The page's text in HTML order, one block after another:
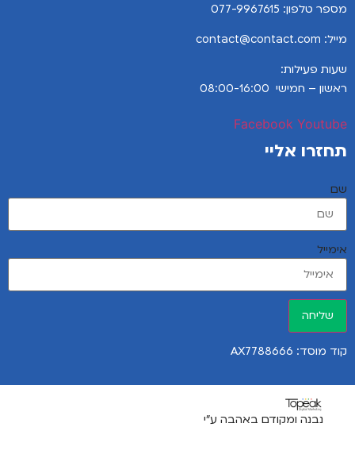
מספר טלפון: 077-9967615
מייל: contact@contact.com
שעות פעילות:
ראשון – חמישי 08:00-16:00
Facebook Youtube
תחזרו אליי
שם
אימייל
שליחה
קוד מוסד: AX7788666
נבנה ומקודם באהבה ע"י